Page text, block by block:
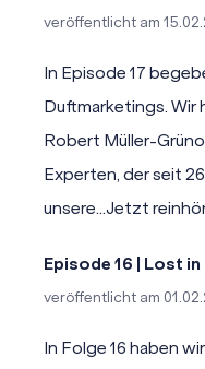
veröffentlicht am
In Episode 17
Duftmarketings. Wir
Robert Müller-
Experten, der seit
unsere...Jetzt
Episode 16 | Lost
veröffentlicht am
In Folge 16 haben